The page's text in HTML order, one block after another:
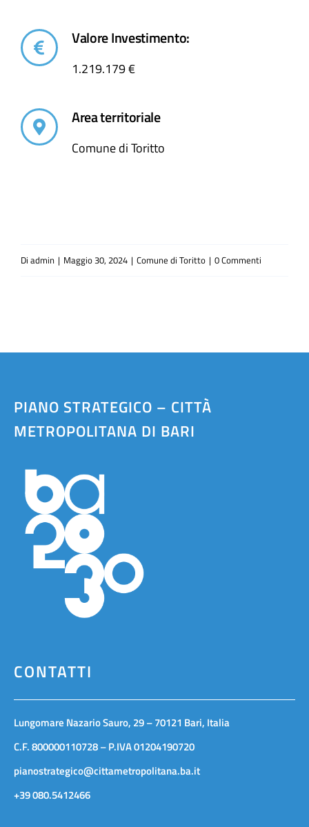
Valore Investimento:
1.219.179 €
Area territoriale
Comune di Toritto
Di admin | Maggio 30, 2024 | Comune di Toritto | 0 Commenti
PIANO STRATEGICO – CITTÀ
METROPOLITANA DI BARI
CONTATTI
Lungomare Nazario Sauro, 29 – 70121 Bari, Italia
C.F. 800000110728 – P.IVA 01204190720
pianostrategico@cittametropolitana.ba.it
+39 080.5412466